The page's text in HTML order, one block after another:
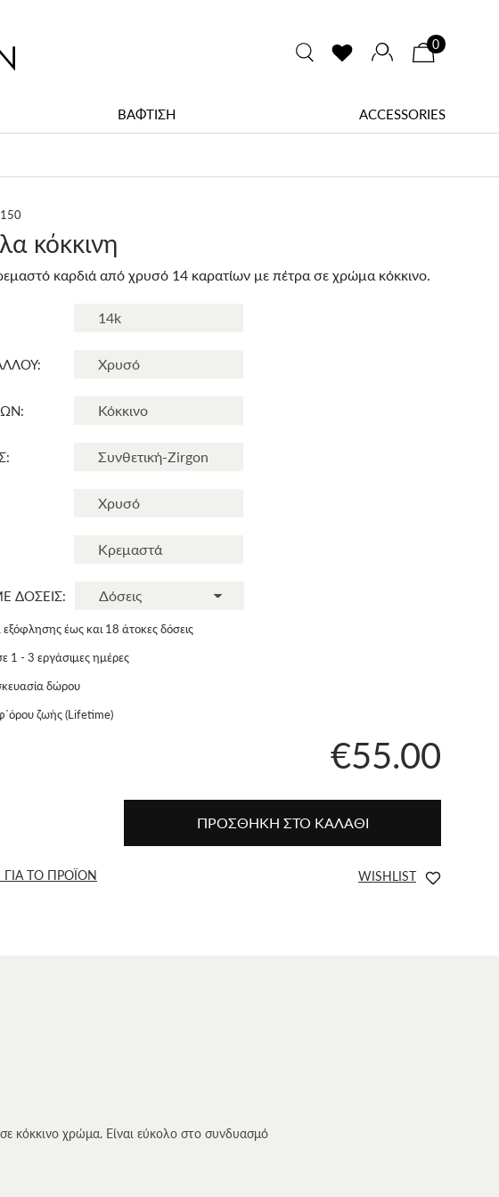
0
ΒΑΦΤΙΣΗ ACCESSORIES
κόκκινη
καρδιά από χρυσό 14 καρατίων με πέτρα σε χρώμα κόκκινο.
ΔΟΣΕΙΣ:
έως και 18 άτοκες δόσεις
1 - 3 εργάσιμες ημέρες
δώρου
ζωής (Lifetime)
€55.00
ΠΡΟΣΘΗΚΗ ΣΤΟ ΚΑΛΑΘΙ
ΤΟ ΠΡΟΪΟΝ WISHLIST
κόκκινο χρώμα. Είναι εύκολο στο συνδυασμό